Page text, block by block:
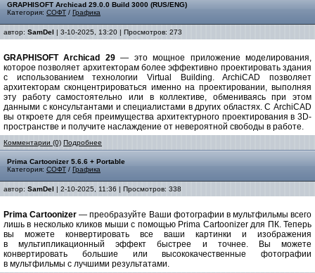
GRAPHISOFT Archicad 29.0.0 Build 3000 (RUS/ENG)
Категория: СОФТ / Графика
автор: SamDel | 3-10-2025, 13:20 | Просмотров: 273
GRAPHISOFT Archicad 29— это мощное приложение моделирования,
которое позволяет архитекторам более эффективно проектировать здания
с использованием технологии Virtual Building. ArchiCAD позволяет
архитекторам сконцентрироваться именно на проектировании, выполняя
эту работу самостоятельно или в коллективе, обмениваясь при этом
данными с консультантами и специалистами в других областях. С ArchiCAD
вы откроете для себя преимущества архитектурного проектирования в 3D-
пространстве и получите наслаждение от невероятной свободы в работе.
Комментарии (0) Подробнее
Prima Cartoonizer 5.6.6 + Portable
Категория: СОФТ / Графика
автор: SamDel | 2-10-2025, 11:36 | Просмотров: 338
Prima Cartoonizer — преобразуйте Ваши фотографии в мультфильмы всего
лишь в несколько кликов мыши с помощью Prima Cartoonizer для ПК. Теперь
вы можете конвертировать все ваши картинки и изображения
в мультипликационный эффект быстрее и точнее. Вы можете
конвертировать большие или высококачественные фотографии
в мультфильмы с лучшими результатами.